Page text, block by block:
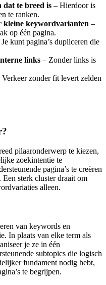
te breed is – Hierdoor is
te ranken.
kleine keywordvarianten –
op één pagina.
kunt pagina’s dupliceren die
links – Zonder links is
Verkeer zonder fit levert zelden
pilaaronderwerp te kiezen,
zoekintentie te
pagina’s te creëren
sterk cluster draait om
alleen.
van keywords en
In plaats van elke term als
je ze in één
subtopics die logisch
fundament nodig hebt,
te begrijpen.